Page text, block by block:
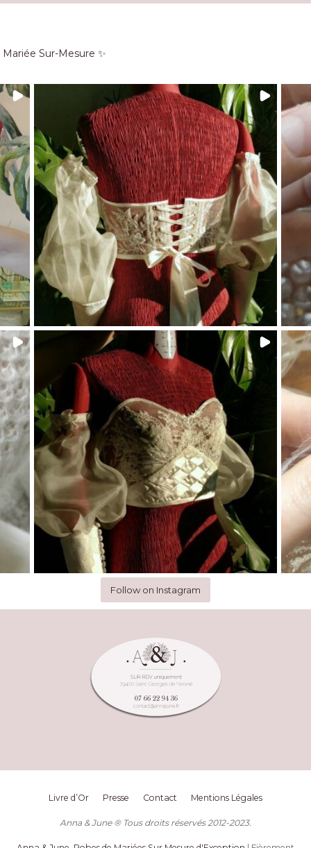
Sur-Mesure ✨
Follow on Instagram
Livre d’Or Presse Contact Mentions Légales
Anna & June ® Tous droits réservés 2012-2023.